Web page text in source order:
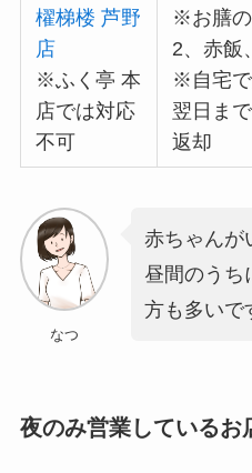
櫂梯楼 芦野
店
※ふく亭 本
店では対応
不可
※お膳
2、赤飯
※自宅で
翌日ま
返却
なつ
赤ちゃんが
昼間のうち
方も多いで
夜のみ営業しているお